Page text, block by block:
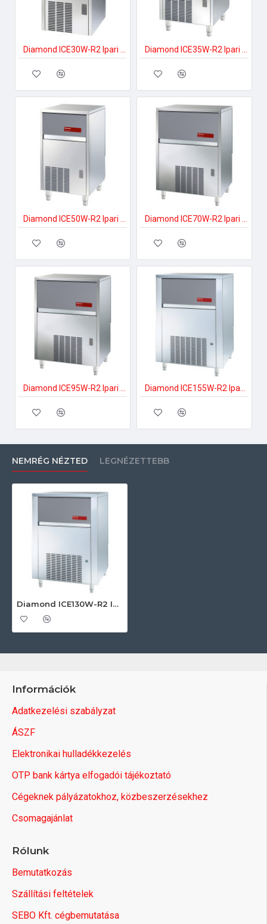
NEMRÉG NÉZTED LEGNÉZETTEBB
Diamond ICE130W-R2 Ipari jégkockakészítő
Információk
Adatkezelési szabályzat
ÁSZF
Elektronikai hulladékkezelés
OTP bank kártya elfogadói tájékoztató
Cégeknek pályázatokhoz, közbeszerzésekhez
Csomagajánlat
Rólunk
Bemutatkozás
Szállítási feltételek
SEBO Kft. cégbemutatása